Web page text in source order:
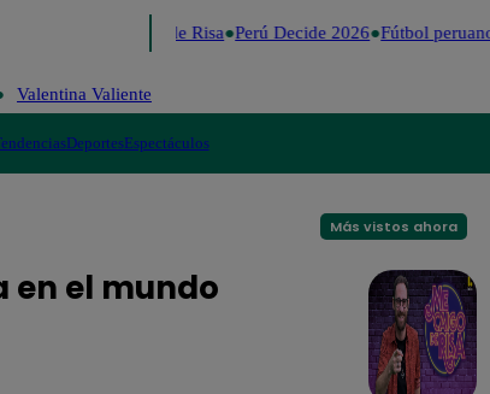
Me Caigo de Risa Perú Decide 2026 Fútbol peruano
Valentina Valiente
DeportesEspectáculos
en el mundo
Más vistos ahora